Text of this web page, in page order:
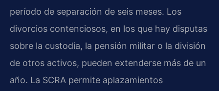
período de separación de seis meses. Los
divorcios contenciosos, en los que hay disputas
sobre la custodia, la pensión militar o la división
de otros activos, pueden extenderse más de un
año. La SCRA permite aplazamientos